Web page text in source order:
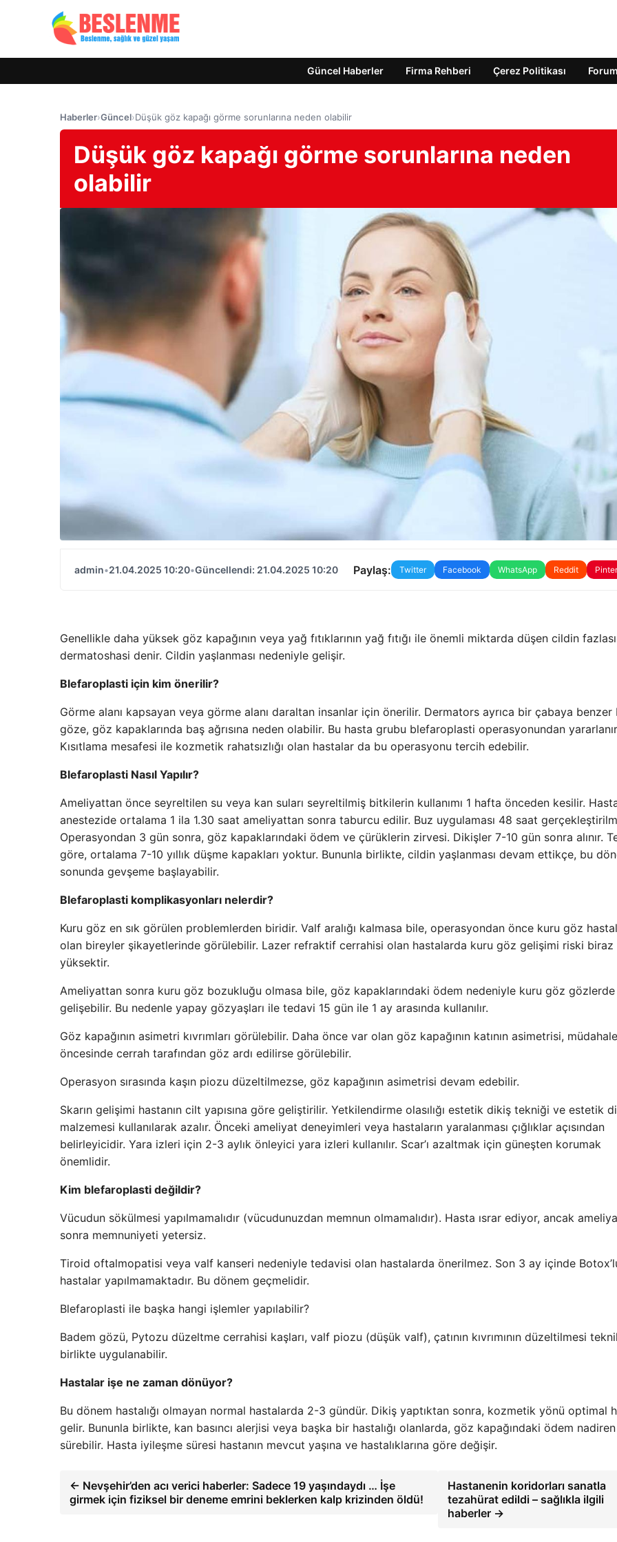
Güncel Haberler Firma Rehberi Çerez Politikası Forum
Haberler›Güncel›Düşük göz kapağı görme sorunlarına neden olabilir
Düşük göz kapağı görme sorunlarına neden
olabilir
admin•21.04.2025 10:20•Güncellendi: 21.04.2025 10:20 Paylaş: Twitter Facebook WhatsApp Reddit
Genellikle daha yüksek göz kapağının veya yağ fıtıklarının yağ fıtığı ile önemli miktarda düşen cildin
dermatoshasi denir. Cildin yaşlanması nedeniyle gelişir.
Blefaroplasti için kim önerilir?
Görme alanı kapsayan veya görme alanı daraltan insanlar için önerilir. Dermators ayrıca bir çabaya benzer
göze, göz kapaklarında baş ağrısına neden olabilir. Bu hasta grubu blefaroplasti operasyonundan
Kısıtlama mesafesi ile kozmetik rahatsızlığı olan hastalar da bu operasyonu tercih edebilir.
Blefaroplasti Nasıl Yapılır?
Ameliyattan önce seyreltilen su veya kan suları seyreltilmiş bitkilerin kullanımı 1 hafta önceden kesilir.
anestezide ortalama 1 ila 1.30 saat ameliyattan sonra taburcu edilir. Buz uygulaması 48 saat
Operasyondan 3 gün sonra, göz kapaklarındaki ödem ve çürüklerin zirvesi. Dikişler 7-10 gün sonra alınır.
göre, ortalama 7-10 yıllık düşme kapakları yoktur. Bununla birlikte, cildin yaşlanması devam ettikçe, bu
sonunda gevşeme başlayabilir.
Blefaroplasti komplikasyonları nelerdir?
Kuru göz en sık görülen problemlerden biridir. Valf aralığı kalmasa bile, operasyondan önce kuru göz
olan bireyler şikayetlerinde görülebilir. Lazer refraktif cerrahisi olan hastalarda kuru göz gelişimi riski biraz
yüksektir.
Ameliyattan sonra kuru göz bozukluğu olmasa bile, göz kapaklarındaki ödem nedeniyle kuru göz gözlerde
gelişebilir. Bu nedenle yapay gözyaşları ile tedavi 15 gün ile 1 ay arasında kullanılır.
Göz kapağının asimetri kıvrımları görülebilir. Daha önce var olan göz kapağının katının asimetrisi, müdahale
öncesinde cerrah tarafından göz ardı edilirse görülebilir.
Operasyon sırasında kaşın piozu düzeltilmezse, göz kapağının asimetrisi devam edebilir.
Skarın gelişimi hastanın cilt yapısına göre geliştirilir. Yetkilendirme olasılığı estetik dikiş tekniği ve estetik
malzemesi kullanılarak azalır. Önceki ameliyat deneyimleri veya hastaların yaralanması çığlıklar açısından
belirleyicidir. Yara izleri için 2-3 aylık önleyici yara izleri kullanılır. Scar’ı azaltmak için güneşten korumak
önemlidir.
Kim blefaroplasti değildir?
Vücudun sökülmesi yapılmamalıdır (vücudunuzdan memnun olmamalıdır). Hasta ısrar ediyor, ancak
sonra memnuniyeti yetersiz.
Tiroid oftalmopatisi veya valf kanseri nedeniyle tedavisi olan hastalarda önerilmez. Son 3 ay içinde
hastalar yapılmamaktadır. Bu dönem geçmelidir.
Blefaroplasti ile başka hangi işlemler yapılabilir?
Badem gözü, Pytozu düzeltme cerrahisi kaşları, valf piozu (düşük valf), çatının kıvrımının düzeltilmesi
birlikte uygulanabilir.
Hastalar işe ne zaman dönüyor?
Bu dönem hastalığı olmayan normal hastalarda 2-3 gündür. Dikiş yaptıktan sonra, kozmetik yönü optimal
gelir. Bununla birlikte, kan basıncı alerjisi veya başka bir hastalığı olanlarda, göz kapağındaki ödem
sürebilir. Hasta iyileşme süresi hastanın mevcut yaşına ve hastalıklarına göre değişir.
← Nevşehir’den acı verici haberler: Sadece 19 yaşındaydı … İşe
girmek için fiziksel bir deneme emrini beklerken kalp krizinden öldü!
Hastanenin koridorları sanatla
tezahürat edildi – sağlıkla ilgili
haberler →